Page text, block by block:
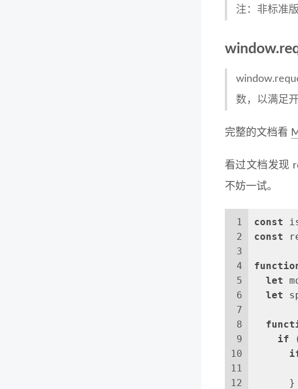
注：非标准
数，以满足
完整的文档看
看过文档发现
不妨一试。
1
2
3
4
5
6
7
8
9
10
11
12
const
const
let
let
if
      }